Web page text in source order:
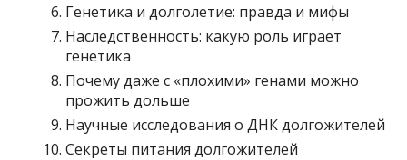
Генетика и долголетие: правда и мифы
Наследственность: какую роль играет
генетика
Почему даже с «плохими» генами можно
прожить дольше
Научные исследования о ДНК долгожителей
Секреты питания долгожителей